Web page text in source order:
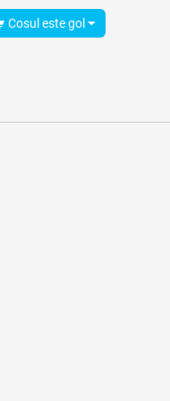
Cosul este gol